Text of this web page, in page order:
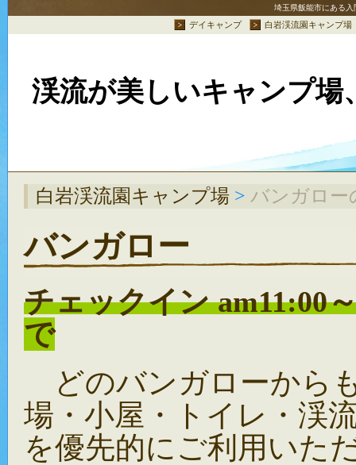
埼玉県飯能市にある
デイキャンプ 白岩渓流園キャンプ場
渓流が美しいキャンプ場
白岩渓流園キャンプ場 > バンガロー
バンガロー
チェックイン am11:00
で
どのバンガローから
場・小屋・トイレ・渓
を優先的にご利用いた